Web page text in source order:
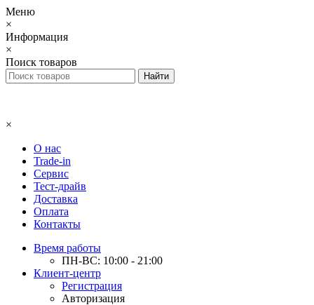
Меню
×
Информация
×
Поиск товаров
×
О нас
Trade-in
Сервис
Тест-драйв
Доставка
Оплата
Контакты
Время работы
ПН-ВС: 10:00 - 21:00
Клиент-центр
Регистрация
Авторизация